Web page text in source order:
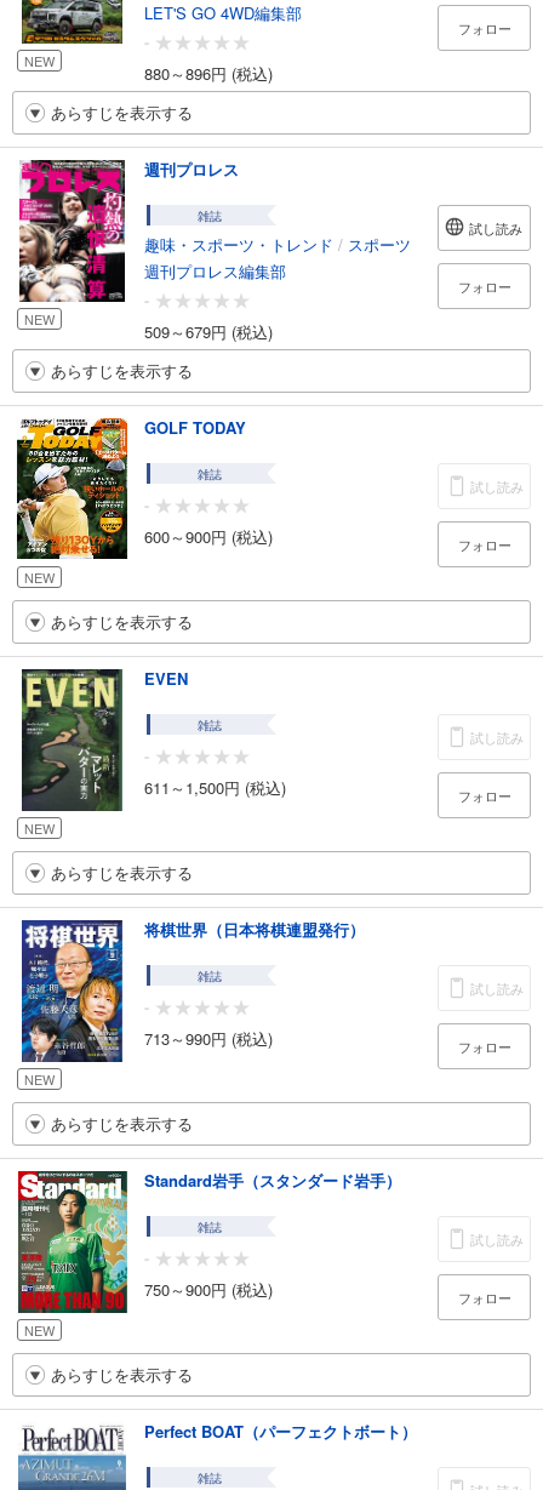
NEW
LET'S GO 4WD編集部
-
880～896円 (税込)
フォロー
あらすじを表示する
NEW
週刊プロレス
雑誌
趣味・スポーツ・トレンド / スポーツ
週刊プロレス編集部
-
509～679円 (税込)
試し読み
フォロー
あらすじを表示する
NEW
GOLF TODAY
雑誌
-
600～900円 (税込)
試し読み
フォロー
あらすじを表示する
NEW
EVEN
雑誌
-
611～1,500円 (税込)
試し読み
フォロー
あらすじを表示する
NEW
将棋世界（日本将棋連盟発行）
雑誌
-
713～990円 (税込)
試し読み
フォロー
あらすじを表示する
NEW
Standard岩手（スタンダード岩手）
雑誌
-
750～900円 (税込)
試し読み
フォロー
あらすじを表示する
Perfect BOAT（パーフェクトボート）
雑誌